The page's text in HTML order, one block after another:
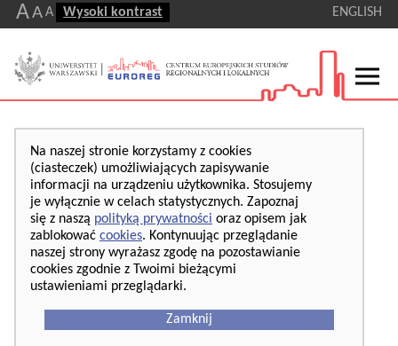
AA A Wysoki kontrast ENGLISH
Na naszej stronie korzystamy z cookies
(ciasteczek) umożliwiających zapisywanie
informacji na urządzeniu użytkownika. Stosujemy
je wyłącznie w celach statystycznych. Zapoznaj
się z naszą polityką prywatności oraz opisem jak
zablokować cookies. Kontynuując przeglądanie
naszej strony wyrażasz zgodę na pozostawianie
cookies zgodnie z Twoimi bieżącymi
ustawieniami przeglądarki.
Zamknij